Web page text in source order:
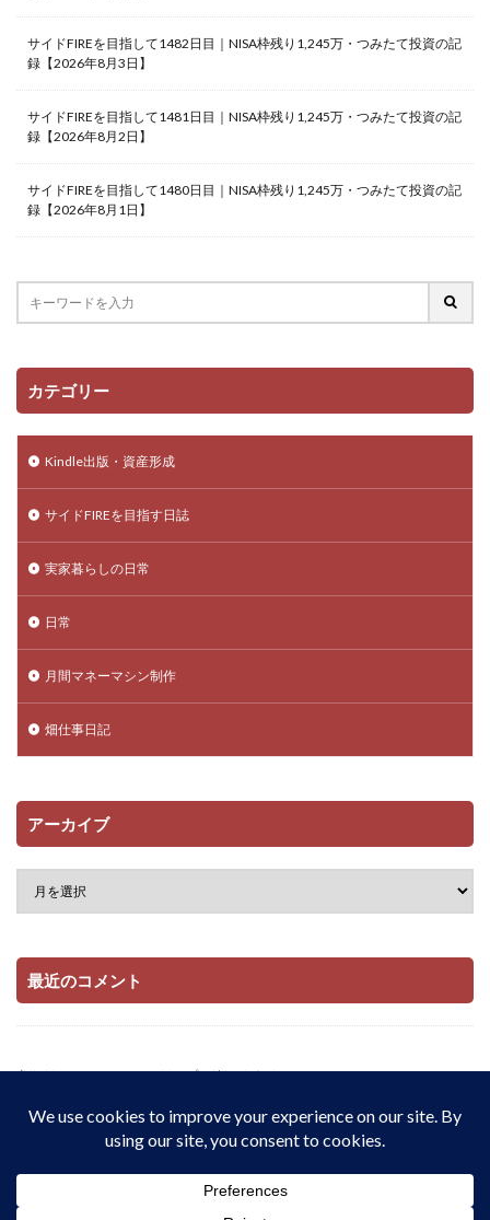
サイドFIREを目指して1482日目｜NISA枠残り1,245万・つみたて投資の記
録【2026年8月3日】
サイドFIREを目指して1481日目｜NISA枠残り1,245万・つみたて投資の記
録【2026年8月2日】
サイドFIREを目指して1480日目｜NISA枠残り1,245万・つみたて投資の記
録【2026年8月1日】
カテゴリー
Kindle出版・資産形成
サイドFIREを目指す日誌
実家暮らしの日常
日常
月間マネーマシン制作
畑仕事日記
アーカイブ
最近のコメント
当サイトはAmazonアソシエイト・プログラムおよび